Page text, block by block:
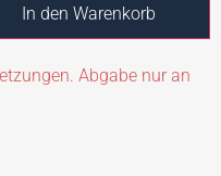
In den Warenkorb
Abgabe nur an